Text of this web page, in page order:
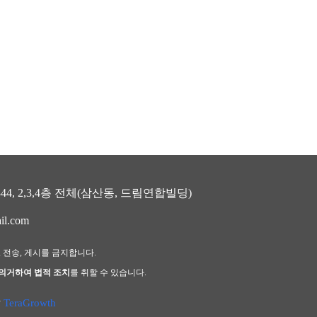
2,3,4층 전체(삼산동, 드림연합빌딩)
송, 게시를 금지합니다.
거하여 법적 조치를 취할 수 있습니다.
TeraGrowth